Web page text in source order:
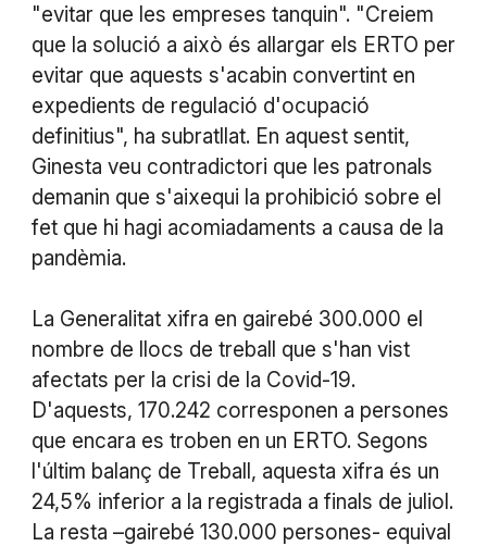
"evitar que les empreses tanquin". "Creiem
que la solució a això és allargar els ERTO per
evitar que aquests s'acabin convertint en
expedients de regulació d'ocupació
definitius", ha subratllat. En aquest sentit,
Ginesta veu contradictori que les patronals
demanin que s'aixequi la prohibició sobre el
fet que hi hagi acomiadaments a causa de la
pandèmia.
La Generalitat xifra en gairebé 300.000 el
nombre de llocs de treball que s'han vist
afectats per la crisi de la Covid-19.
D'aquests, 170.242 corresponen a persones
que encara es troben en un ERTO. Segons
l'últim balanç de Treball, aquesta xifra és un
24,5% inferior a la registrada a finals de juliol.
La resta –gairebé 130.000 persones- equival